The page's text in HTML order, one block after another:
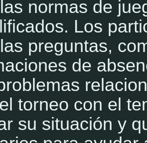
normas de
Los
preguntas,
de
torneo con el
su situación y